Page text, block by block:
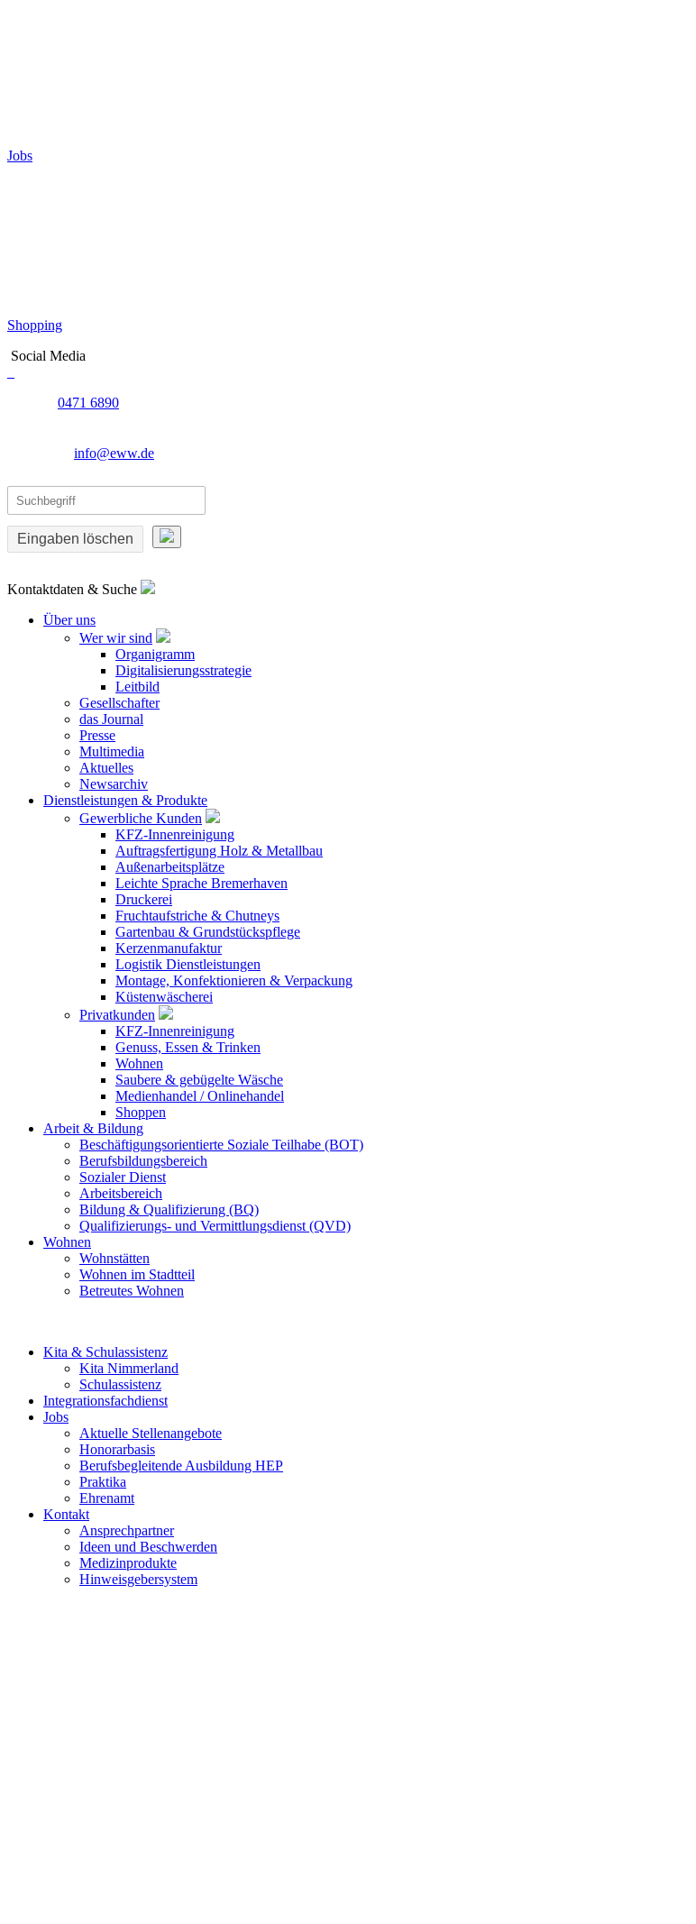
Jobs
Shopping
Social Media
0471 6890
info@eww.de
Eingaben löschen
Kontaktdaten & Suche
Über uns
Wer wir sind
Organigramm
Digitalisierungsstrategie
Leitbild
Gesellschafter
das Journal
Presse
Multimedia
Aktuelles
Newsarchiv
Dienstleistungen & Produkte
Gewerbliche Kunden
KFZ-Innenreinigung
Auftragsfertigung Holz & Metallbau
Außenarbeitsplätze
Leichte Sprache Bremerhaven
Druckerei
Fruchtaufstriche & Chutneys
Gartenbau & Grundstückspflege
Kerzenmanufaktur
Logistik Dienstleistungen
Montage, Konfektionieren & Verpackung
Küstenwäscherei
Privatkunden
KFZ-Innenreinigung
Genuss, Essen & Trinken
Wohnen
Saubere & gebügelte Wäsche
Medienhandel / Onlinehandel
Shoppen
Arbeit & Bildung
Beschäftigungsorientierte Soziale Teilhabe (BOT)
Berufsbildungsbereich
Sozialer Dienst
Arbeitsbereich
Bildung & Qualifizierung (BQ)
Qualifizierungs- und Vermittlungsdienst (QVD)
Wohnen
Wohnstätten
Wohnen im Stadtteil
Betreutes Wohnen
Kita & Schulassistenz
Kita Nimmerland
Schulassistenz
Integrationsfachdienst
Jobs
Aktuelle Stellenangebote
Honorarbasis
Berufsbegleitende Ausbildung HEP
Praktika
Ehrenamt
Kontakt
Ansprechpartner
Ideen und Beschwerden
Medizinprodukte
Hinweisgebersystem